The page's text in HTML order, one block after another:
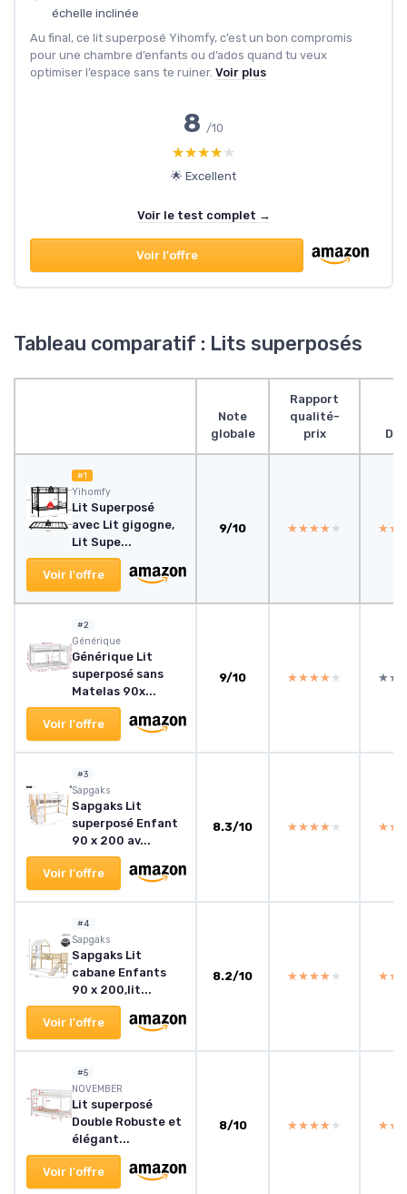
échelle inclinée
Au final, ce lit superposé Yihomfy, c’est un bon compromis
pour une chambre d’enfants ou d’ados quand tu veux
optimiser l’espace sans te ruiner. Voir plus
8 /10
★★★★★
★★★★★
🌟 Excellent
Voir le test complet →
Voir l'offre
Tableau comparatif : Lits superposés
Note
globale
Rapport
qualité-
prix
#1
Yihomfy
Lit Superposé
avec Lit gigogne,
Lit Supe...
Voir l'offre
9/10 ★★★★★
★★★★★
#2
Générique
Générique Lit
superposé sans
Matelas 90x...
Voir l'offre
9/10 ★★★★★
★★★★★
#3
Sapgaks
Sapgaks Lit
superposé Enfant
90 x 200 av...
Voir l'offre
8.3/10 ★★★★★
★★★★★
#4
Sapgaks
Sapgaks Lit
cabane Enfants
90 x 200,lit...
Voir l'offre
8.2/10 ★★★★★
★★★★★
#5
NOVEMBER
Lit superposé
Double Robuste et
élégant...
Voir l'offre
8/10 ★★★★★
★★★★★